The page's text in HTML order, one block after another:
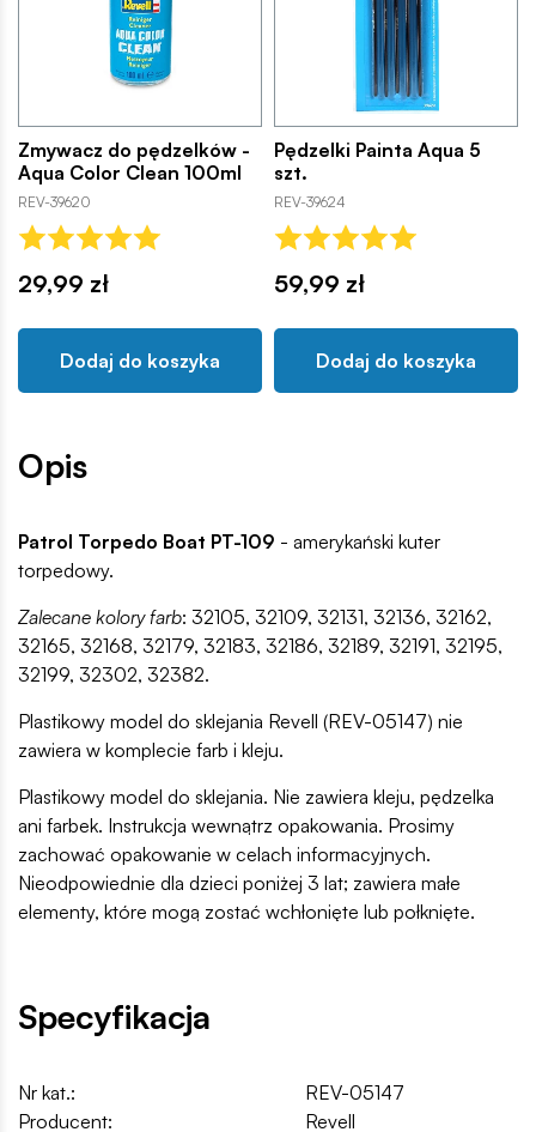
Zmywacz do pędzelków -
Aqua Color Clean 100ml
REV-39620
29,99 zł
Dodaj do koszyka
Pędzelki Painta Aqua 5
szt.
REV-39624
59,99 zł
Dodaj do koszyka
Opis
Patrol Torpedo Boat PT-109 - amerykański kuter
torpedowy.
Zalecane kolory farb: 32105, 32109, 32131, 32136, 32162,
32165, 32168, 32179, 32183, 32186, 32189, 32191, 32195,
32199, 32302, 32382.
Plastikowy model do sklejania Revell (REV-05147) nie
zawiera w komplecie farb i kleju.
Plastikowy model do sklejania. Nie zawiera kleju, pędzelka
ani farbek. Instrukcja wewnątrz opakowania. Prosimy
zachować opakowanie w celach informacyjnych.
Nieodpowiednie dla dzieci poniżej 3 lat; zawiera małe
elementy, które mogą zostać wchłonięte lub połknięte.
Specyfikacja
Nr kat.:
REV-05147
Producent:
Revell